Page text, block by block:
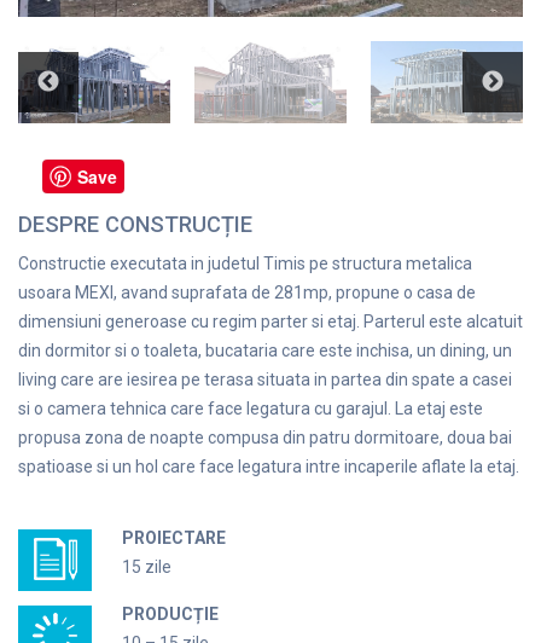
Save
DESPRE CONSTRUCȚIE
Constructie executata in judetul Timis pe structura metalica
usoara MEXI, avand suprafata de 281mp, propune o casa de
dimensiuni generoase cu regim parter si etaj. Parterul este alcatuit
din dormitor si o toaleta, bucataria care este inchisa, un dining, un
living care are iesirea pe terasa situata in partea din spate a casei
si o camera tehnica care face legatura cu garajul. La etaj este
propusa zona de noapte compusa din patru dormitoare, doua bai
spatioase si un hol care face legatura intre incaperile aflate la etaj.
PROIECTARE
15 zile
PRODUCȚIE